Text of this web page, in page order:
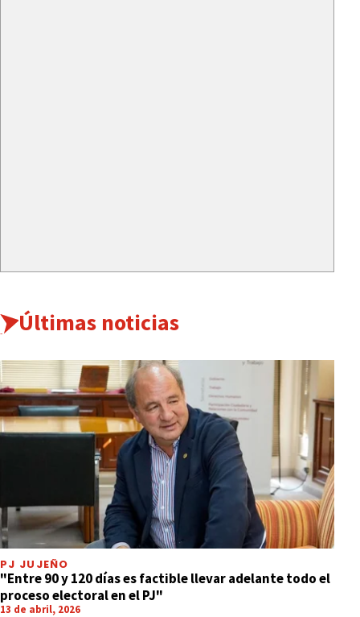
Últimas noticias
PJ JUJEÑO
"Entre 90 y 120 días es factible llevar adelante todo el
proceso electoral en el PJ"
13 de abril, 2026